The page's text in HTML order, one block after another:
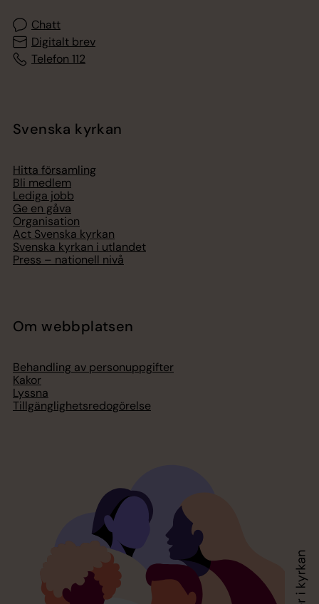
Chatt
Digitalt brev
Telefon 112
Svenska kyrkan
Hitta församling
Bli medlem
Lediga jobb
Ge en gåva
Organisation
Act Svenska kyrkan
Svenska kyrkan i utlandet
Press – nationell nivå
Om webbplatsen
Behandling av personuppgifter
Kakor
Lyssna
Tillgänglighetsredogörelse